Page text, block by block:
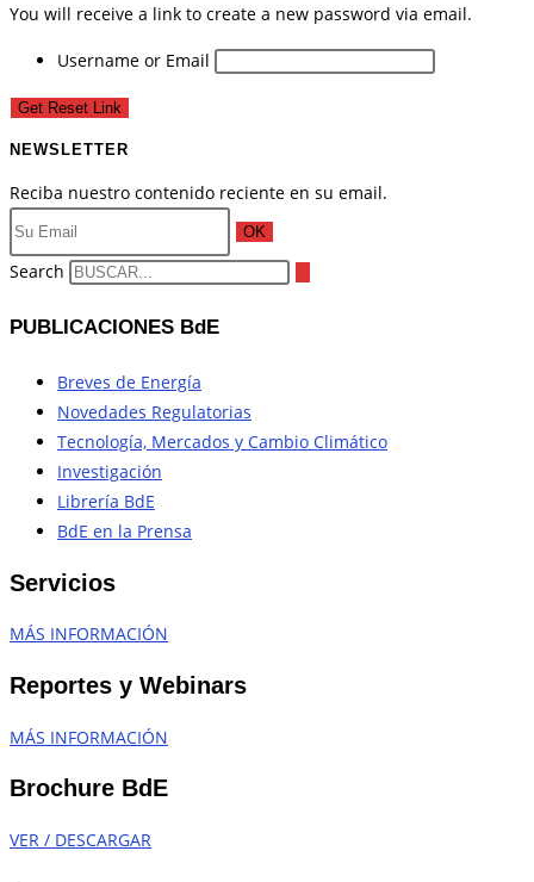
You will receive a link to create a new password via email.
Username or Email
NEWSLETTER
Reciba nuestro contenido reciente en su email.
OK
Search
PUBLICACIONES BdE
Breves de Energía
Novedades Regulatorias
Tecnología, Mercados y Cambio Climático
Investigación
Librería BdE
BdE en la Prensa
Servicios
MÁS INFORMACIÓN
Reportes y Webinars
MÁS INFORMACIÓN
Brochure BdE
VER / DESCARGAR